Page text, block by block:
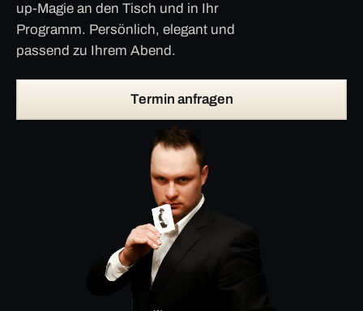
up-Magie an den Tisch und in Ihr
Programm. Persönlich, elegant und
passend zu Ihrem Abend.
Termin anfragen